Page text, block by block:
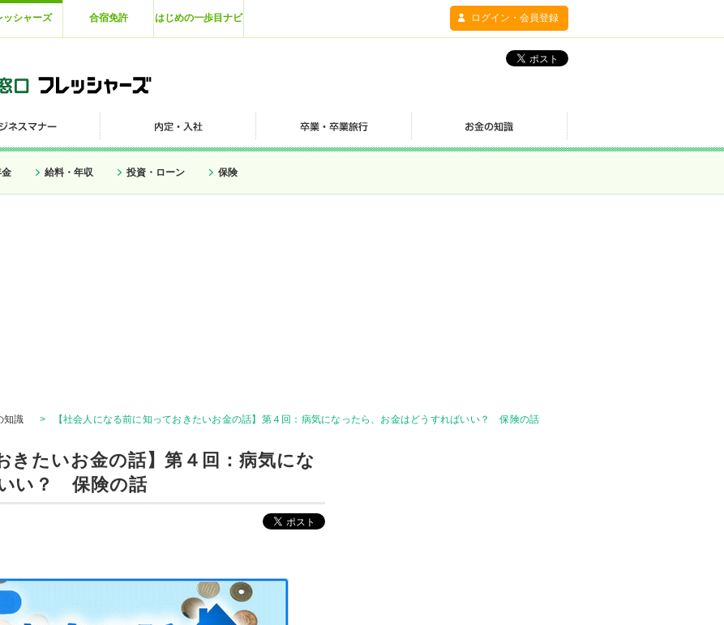
ッシャーズ 合宿免許 はじめの一歩目ナビ ログイン・会員登録
給料・年収 投資・ローン 保険
知識 > 【社会人になる前に知っておきたいお金の話】第４回：病気になったら、お金はどうすればいい？ 保険の話
きたいお金の話】第４回：病気にな
い？ 保険の話